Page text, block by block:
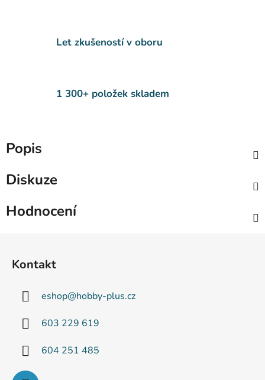
Let zkušeností v oboru
1 300+ položek skladem
Popis
Diskuze
Hodnocení
Kontakt
eshop@hobby-plus.cz
603 229 619
604 251 485